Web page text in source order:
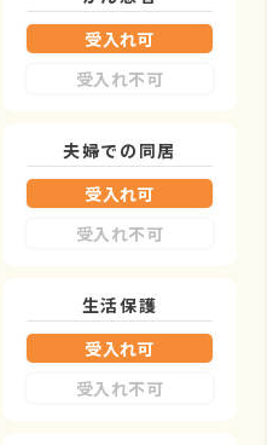
受入れ可
受入れ不可
夫婦での同居
受入れ可
受入れ不可
生活保護
受入れ可
受入れ不可